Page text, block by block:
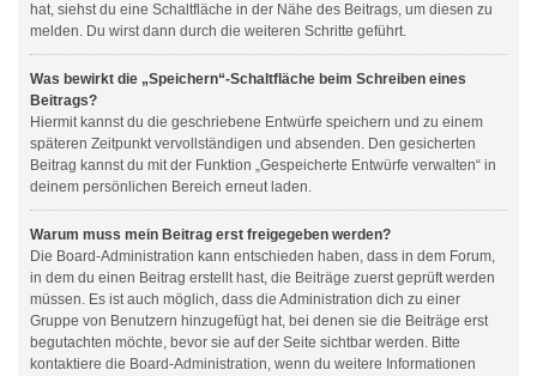
hat, siehst du eine Schaltfläche in der Nähe des Beitrags, um diesen zu
melden. Du wirst dann durch die weiteren Schritte geführt.
Was bewirkt die „Speichern“-Schaltfläche beim Schreiben eines
Beitrags?
Hiermit kannst du die geschriebene Entwürfe speichern und zu einem
späteren Zeitpunkt vervollständigen und absenden. Den gesicherten
Beitrag kannst du mit der Funktion „Gespeicherte Entwürfe verwalten“ in
deinem persönlichen Bereich erneut laden.
Warum muss mein Beitrag erst freigegeben werden?
Die Board-Administration kann entschieden haben, dass in dem Forum,
in dem du einen Beitrag erstellt hast, die Beiträge zuerst geprüft werden
müssen. Es ist auch möglich, dass die Administration dich zu einer
Gruppe von Benutzern hinzugefügt hat, bei denen sie die Beiträge erst
begutachten möchte, bevor sie auf der Seite sichtbar werden. Bitte
kontaktiere die Board-Administration, wenn du weitere Informationen